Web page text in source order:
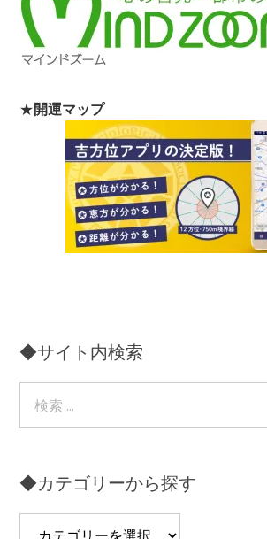
★開運マップ
◆サイト内検索
◆カテゴリーから探す